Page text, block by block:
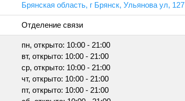
Брянская область, г Брянск, Ульянова ул, 127
Отделение связи
пн, открыто: 10:00 - 21:00
вт, открыто: 10:00 - 21:00
ср, открыто: 10:00 - 21:00
чт, открыто: 10:00 - 21:00
пт, открыто: 10:00 - 21:00